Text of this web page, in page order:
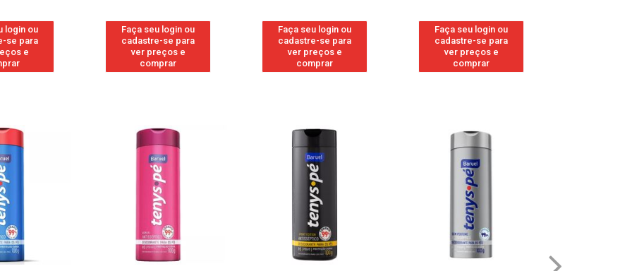
login ou
se para
e
Faça seu login ou
cadastre-se para
ver preços e
comprar
Faça seu login ou
cadastre-se para
ver preços e
comprar
Faça seu login ou
cadastre-se para
ver preços e
comprar